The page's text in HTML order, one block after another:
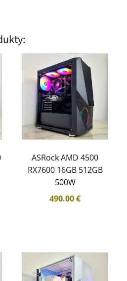
ASRock AMD 4500
RX7600 16GB 512GB
500W
490.00€